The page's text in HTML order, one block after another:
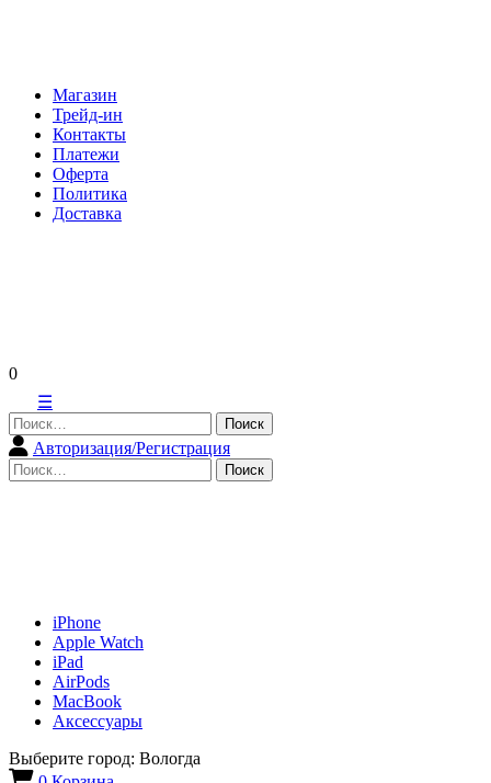
Магазин
Трейд-ин
Контакты
Платежи
Оферта
Политика
Доставка
0
☰
Найти:
Авторизация/Регистрация
Найти:
iPhone
Apple Watch
iPad
AirPods
MacBook
Аксессуары
Выберите город: Вологда